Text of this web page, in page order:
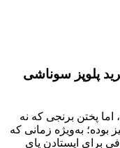
پلوپز سوناشی
پختن برنجی که نه
به‌ویژه زمانی که
برای ایستادن پای